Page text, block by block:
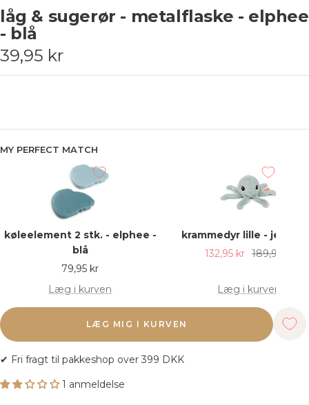
låg & sugerør - metalflaske - elphee
- blå
Udsalgspris
39,95 kr
MY PERFECT MATCH
køleelement 2 stk. - elphee -
blå
Udsalgspris
79,95 kr
Læg i kurven
krammedyr lille - jelly -
Udsalgspris
132,95 kr Almindelig
189,95 kr
Læg i kurven
LÆG MIG I KURVEN
✔ Fri fragt til pakkeshop over 399 DKK
1 anmeldelse